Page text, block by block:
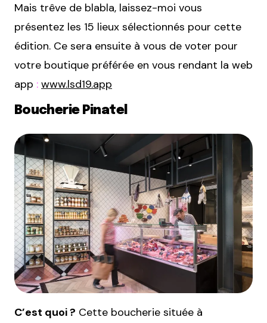
Mais trêve de blabla, laissez-moi vous
présentez les 15 lieux sélectionnés pour cette
édition. Ce sera ensuite à vous de voter pour
votre boutique préférée en vous rendant la web
app : www.lsd19.app
Boucherie Pinatel
C’est quoi ? Cette boucherie située à